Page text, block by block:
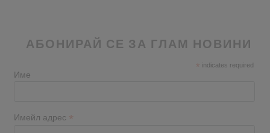
АБОНИРАЙ СЕ ЗА ГЛАМ НОВИНИ
* indicates required
Име
Имейл адрес *